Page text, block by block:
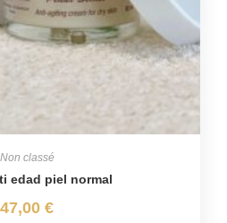
Non classé
edad piel normal
47,00 €